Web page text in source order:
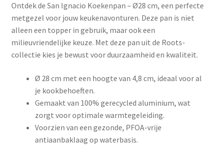
Ontdek de San Ignacio Koekenpan – Ø28 cm, een perfecte
metgezel voor jouw keukenavonturen. Deze pan is niet
alleen een topper in gebruik, maar ook een
milieuvriendelijke keuze. Met deze pan uit de Roots-
collectie kies je bewust voor duurzaamheid en kwaliteit.
Ø 28 cm met een hoogte van 4,8 cm, ideaal voor al
je kookbehoeften.
Gemaakt van 100% gerecycled aluminium, wat
zorgt voor optimale warmtegeleiding.
Voorzien van een gezonde, PFOA-vrije
antiaanbaklaag op waterbasis.